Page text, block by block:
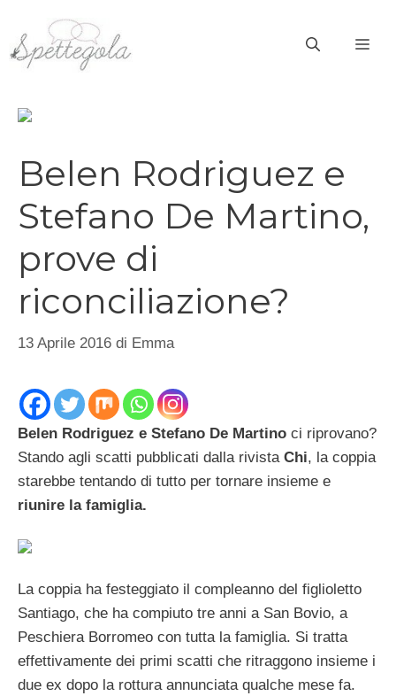
contenuto
Belen Rodriguez e
Stefano De Martino,
prove di
riconciliazione?
13 Aprile 2016 di Emma
Belen Rodriguez e Stefano De Martino ci riprovano?
Stando agli scatti pubblicati dalla rivista Chi, la coppia
starebbe tentando di tutto per tornare insieme e
riunire la famiglia.
La coppia ha festeggiato il compleanno del figlioletto
Santiago, che ha compiuto tre anni a San Bovio, a
Peschiera Borromeo con tutta la famiglia. Si tratta
effettivamente dei primi scatti che ritraggono insieme i
due ex dopo la rottura annunciata qualche mese fa.